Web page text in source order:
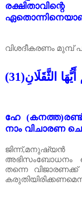
വിശദീകരണം മുമ്പ്
الثَّقَلَانِ(31)
ഹേ
നാം വിചാരണ
തന്നെ